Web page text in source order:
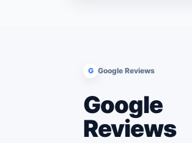
G Google Reviews
Google
Reviews